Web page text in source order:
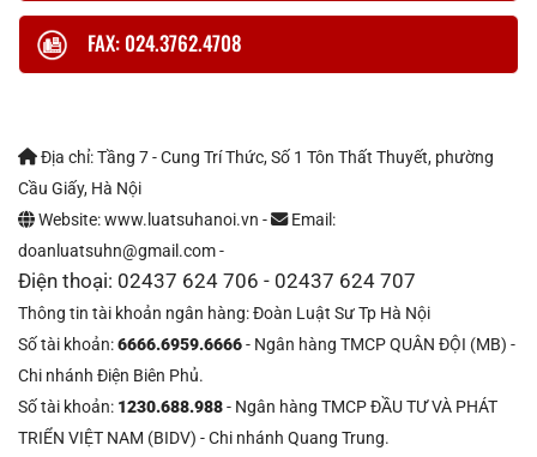
FAX: 024.3762.4708
Địa chỉ: Tầng 7 - Cung Trí Thức, Số 1 Tôn Thất Thuyết, phường
Cầu Giấy, Hà Nội
Website: www.luatsuhanoi.vn -
Email:
doanluatsuhn@gmail.com -
Điện thoại: 02437 624 706 - 02437 624 707
Thông tin tài khoản ngân hàng: Đoàn Luật Sư Tp Hà Nội
Số tài khoản:6666.6959.6666- Ngân hàng TMCP QUÂN ĐỘI (MB) -
Chi nhánh Điện Biên Phủ.
Số tài khoản: 1230.688.988- Ngân hàng TMCP ĐẦU TƯ VÀ PHÁT
TRIỂN VIỆT NAM (BIDV) - Chi nhánh Quang Trung.